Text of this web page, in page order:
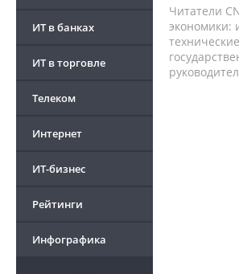
ИТ в банках
ИТ в торговле
Телеком
Интернет
ИТ-бизнес
Рейтинги
Инфографика
Читатели
экономики: